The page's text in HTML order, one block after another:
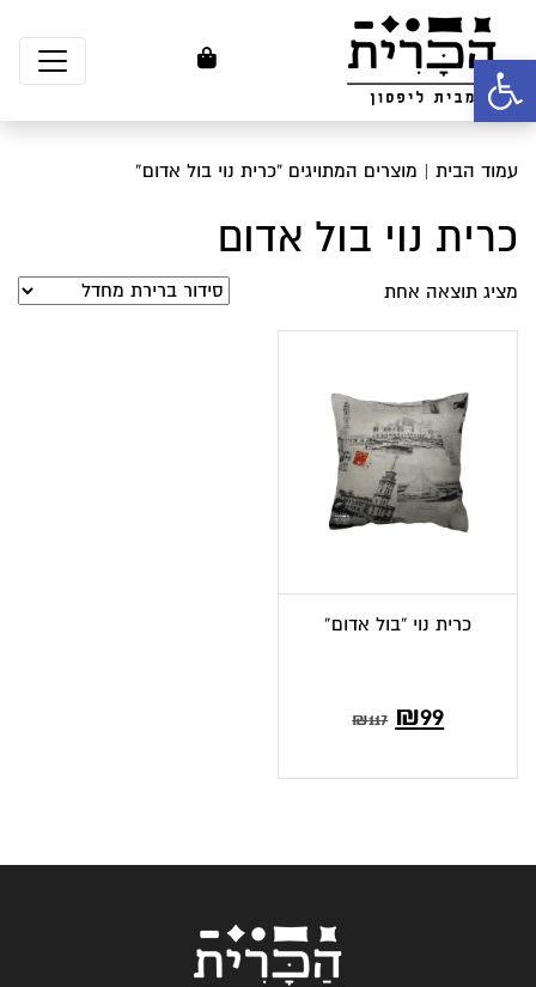
פתח סרגל נגישות
עמוד הבית | מוצרים המתויגים “כרית נוי בול אדום”
כרית נוי בול אדום
מציג תוצאה אחת
כרית נוי “בול אדום”
₪117 המחיר
₪99המחיר